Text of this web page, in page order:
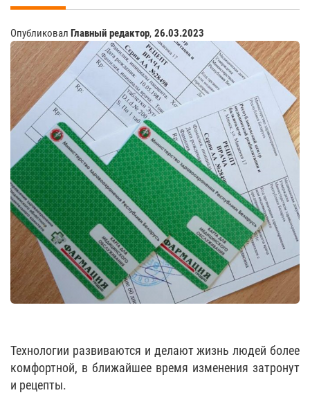
Опубликовал Главный редактор, 26.03.2023
Технологии развиваются и делают жизнь людей более
комфортной, в ближайшее время изменения затронут
и рецепты.